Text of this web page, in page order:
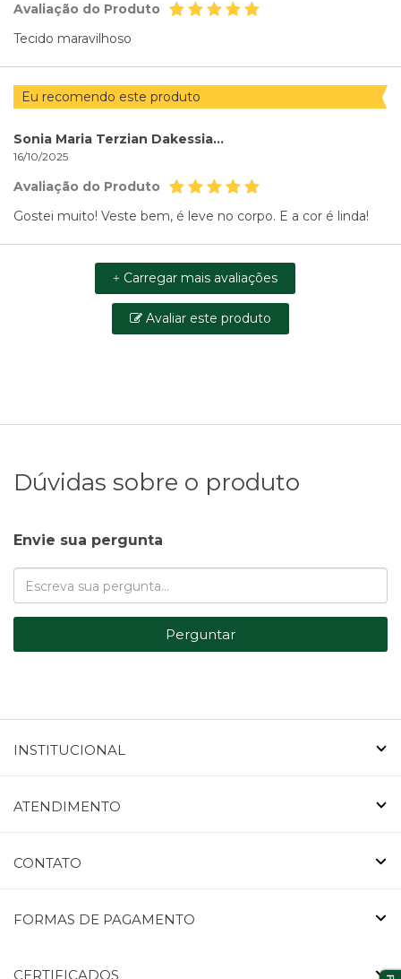
Avaliação do Produto
Tecido maravilhoso
Eu recomendo este produto
Sonia Maria Terzian Dakessian Dakessian
16/10/2025
Avaliação do Produto
Gostei muito! Veste bem, é leve no corpo. E a cor é linda!
+ Carregar mais avaliações
Avaliar este produto
Dúvidas sobre o produto
Envie sua pergunta
Perguntar
INSTITUCIONAL
ATENDIMENTO
CONTATO
FORMAS DE PAGAMENTO
CERTIFICADOS